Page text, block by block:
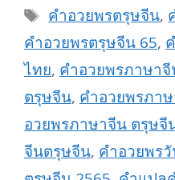
Tags
คำอวยพรตรุษจีน,
คำอวยพรตรุษจีน 65,
ไทย, คำอวยพรภาษา
ตรุษจีน, คำอวยพรภา
อวยพรภาษาจีน ตรุษจี
จีนตรุษจีน, คำอวยพร